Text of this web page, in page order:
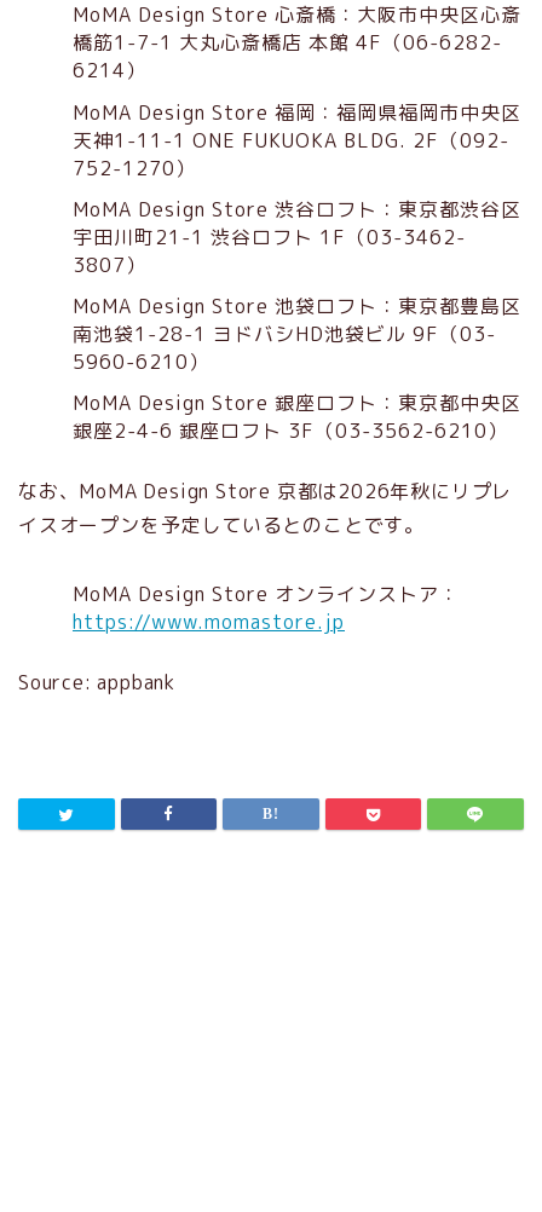
MoMA Design Store 心斎橋：大阪市中央区心斎
橋筋1-7-1 大丸心斎橋店 本館 4F（06-6282-
6214）
MoMA Design Store 福岡：福岡県福岡市中央区
天神1-11-1 ONE FUKUOKA BLDG. 2F（092-
752-1270）
MoMA Design Store 渋谷ロフト：東京都渋谷区
宇田川町21-1 渋谷ロフト 1F（03-3462-
3807）
MoMA Design Store 池袋ロフト：東京都豊島区
南池袋1-28-1 ヨドバシHD池袋ビル 9F（03-
5960-6210）
MoMA Design Store 銀座ロフト：東京都中央区
銀座2-4-6 銀座ロフト 3F（03-3562-6210）
なお、MoMA Design Store 京都は2026年秋にリプレ
イスオープンを予定しているとのことです。
MoMA Design Store オンラインストア：
https://www.momastore.jp
Source: appbank